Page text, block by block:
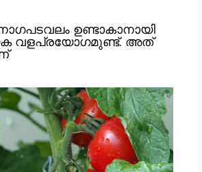
ഉണ്ടാകാനായി
വളപ്രയോഗമുണ്ട്. അത്